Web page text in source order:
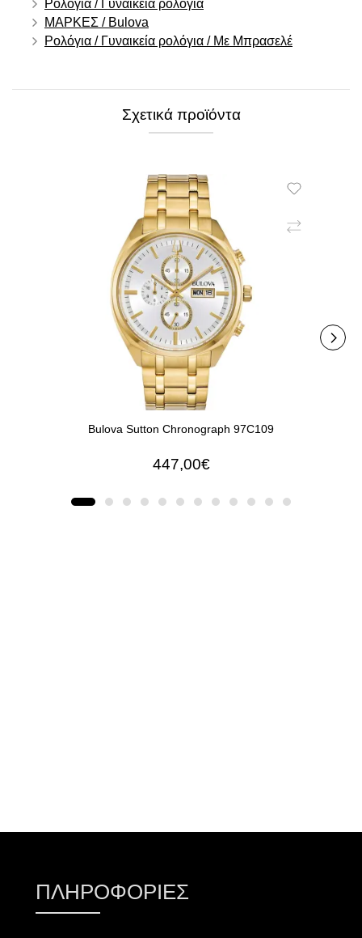
Ρολόγια / Γυναικεία ρολόγια
ΜΑΡΚΕΣ / Bulova
Ρολόγια / Γυναικεία ρολόγια / Με Μπρασελέ
Σχετικά προϊόντα
Bulova Sutton Chronograph 97C109
447,00€
ΠΛΗΡΟΦΟΡΊΕΣ